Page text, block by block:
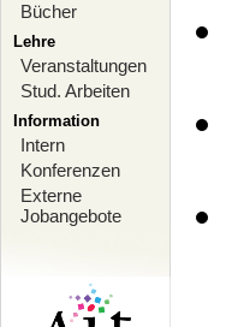
Bücher
Lehre
Veranstaltungen
Stud. Arbeiten
Information
Intern
Konferenzen
Externe
Jobangebote